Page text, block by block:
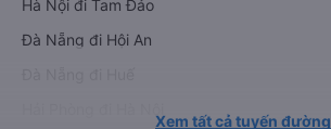
Hà Nội đi Tam Đảo
Đà Nẵng đi Hội An
Xem tất cả tuyến đường